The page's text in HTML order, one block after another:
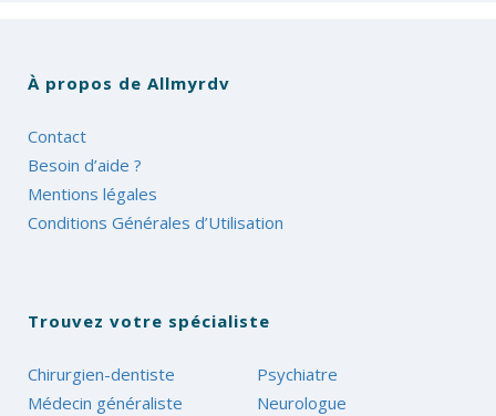
À propos de Allmyrdv
Contact
Besoin d’aide ?
Mentions légales
Conditions Générales d’Utilisation
Trouvez votre spécialiste
Chirurgien-dentiste
Médecin généraliste
Psychiatre
Neurologue